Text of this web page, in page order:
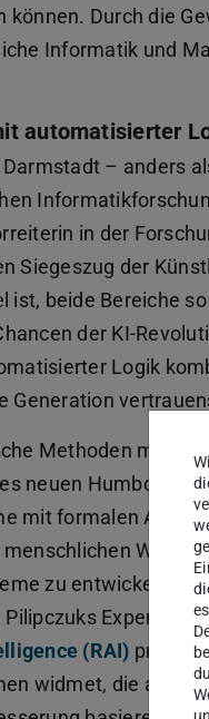
können. Durch die
Informatik und
automatisierter
– anders
in der
Siegeszug der
ist, beide Bereiche
der KI-
Logik
Generation
Methoden mit
neuen Humboldt-
mit formalen
Werten
zu entwickeln,
Pilipczuks Expertise
(RAI)
widmet, die auf